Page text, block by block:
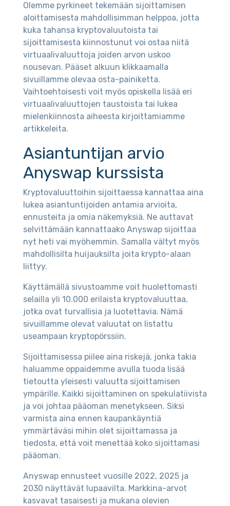
Olemme pyrkineet tekemään sijoittamisen
aloittamisesta mahdollisimman helppoa, jotta
kuka tahansa kryptovaluutoista tai
sijoittamisesta kiinnostunut voi ostaa niitä
virtuaalivaluuttoja joiden arvon uskoo
nousevan. Pääset alkuun klikkaamalla
sivuillamme olevaa osta-painiketta.
Vaihtoehtoisesti voit myös opiskella lisää eri
virtuaalivaluuttojen taustoista tai lukea
mielenkiinnosta aiheesta kirjoittamiamme
artikkeleita.
Asiantuntijan arvio
Anyswap kurssista
Kryptovaluuttoihin sijoittaessa kannattaa aina
lukea asiantuntijoiden antamia arvioita,
ennusteita ja omia näkemyksiä. Ne auttavat
selvittämään kannattaako Anyswap sijoittaa
nyt heti vai myöhemmin. Samalla vältyt myös
mahdollisilta huijauksilta joita krypto-alaan
liittyy.
Käyttämällä sivustoamme voit huolettomasti
selailla yli 10.000 erilaista kryptovaluuttaa,
jotka ovat turvallisia ja luotettavia. Nämä
sivuillamme olevat valuutat on listattu
useampaan kryptopörssiin.
Sijoittamisessa piilee aina riskejä, jonka takia
haluamme oppaidemme avulla tuoda lisää
tietoutta yleisesti valuutta sijoittamisen
ympärille. Kaikki sijoittaminen on spekulatiivista
ja voi johtaa pääoman menetykseen. Siksi
varmista aina ennen kaupankäyntiä
ymmärtäväsi mihin olet sijoittamassa ja
tiedosta, että voit menettää koko sijoittamasi
pääoman.
Anyswap ennusteet vuosille 2022, 2025 ja
2030 näyttävät lupaavilta. Markkina-arvot
kasvavat tasaisesti ja mukana olevien